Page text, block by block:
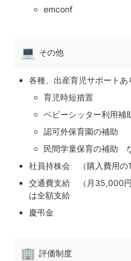
emconf
💻 その他
各種、出産育児サポートあ
育児時短措置
ベビーシッター利用補
認可外保育園の補助
民間学童保育の補助　
社員持株会　（購入費用の
交通費支給　（月35,000
は全額支給
慶弔金
🏢 評価制度